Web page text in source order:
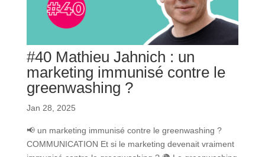
#40 Mathieu Jahnich : un
marketing immunisé contre le
greenwashing ?
Jan 28, 2025
📢 un marketing immunisé contre le greenwashing ?
COMMUNICATION Et si le marketing devenait vraiment